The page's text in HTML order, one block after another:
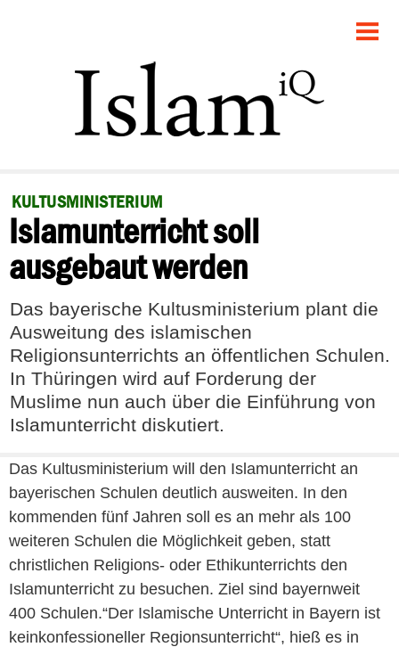
POLITIK
GESELLSCHAFT
RECHT
FEUILLETON
DEBATTE
KULTUSMINISTERIUM
Islamunterricht soll
ausgebaut werden
Das bayerische Kultusministerium plant die
Ausweitung des islamischen
Religionsunterrichts an öffentlichen Schulen.
In Thüringen wird auf Forderung der
Muslime nun auch über die Einführung von
Islamunterricht diskutiert.
Das Kultusministerium will den Islamunterricht an
bayerischen Schulen deutlich ausweiten. In den
kommenden fünf Jahren soll es an mehr als 100
weiteren Schulen die Möglichkeit geben, statt
christlichen Religions- oder Ethikunterrichts den
Islamunterricht zu besuchen. Ziel sind bayernweit
400 Schulen.“Der Islamische Unterricht in Bayern ist
keinkonfessioneller Regionsunterricht“, hieß es in